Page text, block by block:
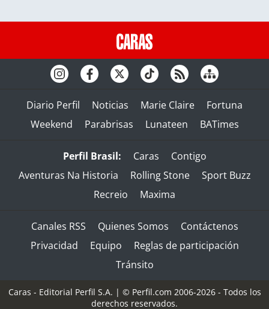
Diario Perfil Noticias Marie Claire
Fortuna
Weekend
Parabrisas Lunateen BATimes
Perfil Brasil: Caras
Contigo
Aventuras Na Historia
Rolling Stone
Sport Buzz
Recreio
Maxima
Canales RSS Quienes Somos
Contáctenos
Privacidad
Equipo
Reglas de participación
Tránsito
Caras - Editorial Perfil S.A. | © Perfil.com 2006-2026 - Todos los
derechos reservados.